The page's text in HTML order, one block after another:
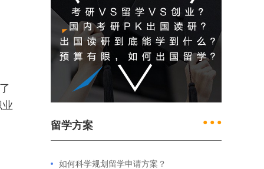
留学方案
● ● ●
如何科学规划留学申请方案？